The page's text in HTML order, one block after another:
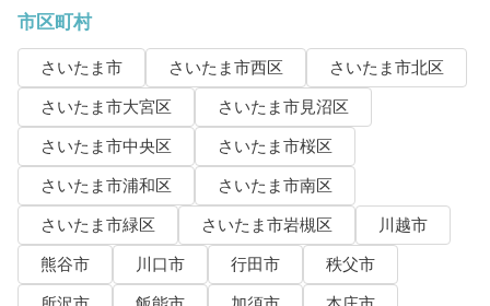
市区町村
さいたま市 さいたま市西区
さいたま市北区
さいたま市大宮区
さいたま市見沼区
さいたま市中央区
さいたま市桜区
さいたま市浦和区
さいたま市南区
さいたま市緑区
さいたま市岩槻区
川越市
熊谷市
川口市 行田市
秩父市